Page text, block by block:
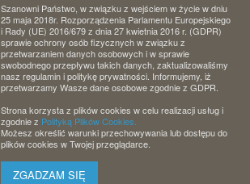
Szanowni Państwo, w związku z wejściem w życie w dniu
25 maja 2018r. Rozporządzenia Parlamentu Europejskiego
i Rady (UE) 2016/679 z dnia 27 kwietnia 2016 r. (GDPR)
sprawie ochrony osób fizycznych w związku z
przetwarzaniem danych osobowych i w sprawie
swobodnego przepływu takich danych, zaktualizowaliśmy
nasz regulamin i politykę prywatności. Informujemy, iż
przetwarzamy Wasze dane osobowe zgodnie z GDPR.
Strona korzysta z plików cookies w celu realizacji usług i
zgodnie z Polityką Plików Cookies.
Możesz określić warunki przechowywania lub dostępu do
plików cookies w Twojej przeglądarce.
ZGADZAM SIĘ